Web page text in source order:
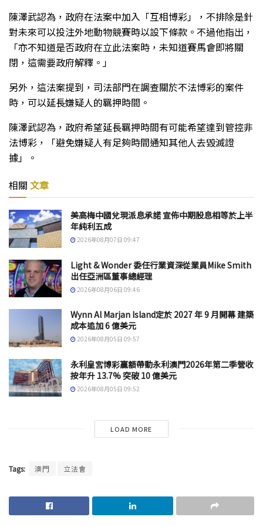
陳澤武認為，政府在法案中加入「互相博彩」，不排除是針
對未來可以投注外地動物競賽時以設下條款。不過他指出，
「亦不知道是否政府在立此法案時，未知道賽馬會即將關
閉，這需要政府解釋。」
另外，這法案提到，司法部門在調查關於不法博彩的案件
時，可以延長嫌疑人的羈押時間。
陳澤武認為，政府希望延長羈押時間有可能希望達到管控非
法博彩，「避免嫌疑人有足夠時間通知其他人去毀滅證
據」。
相關 文章
美高梅中國兌現派息承諾 宣佈中期股息相等於上半
年純利五成
2026年08月07日 09:47
Light & Wonder 委任行業資深從業員Mike Smith
出任亞洲區董事總經理
2026年08月06日 09:46
Wynn Al Marjan Island定於 2027 年 9 月開幕 建築
成本追加 6 億美元
2026年08月05日 09:57
永利皇宮博彩贏額帶動永利澳門2026年第二季營收
按年升 13.7% 突破 10 億美元
2026年08月05日 09:52
LOAD MORE
Tags: 澳門 立法會